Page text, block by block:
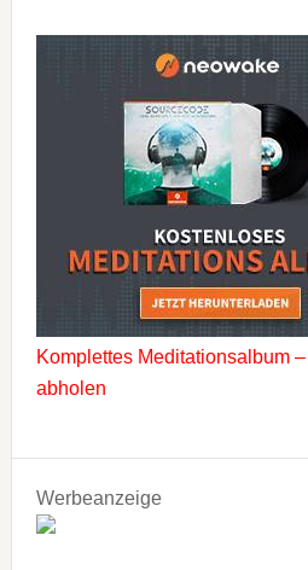
Komplettes Meditationsalbum
abholen
Werbeanzeige